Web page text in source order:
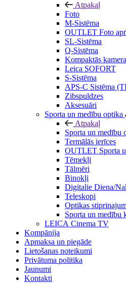
Atpakaļ
Foto
M-Sistēma
OUTLET Foto
SL-Sistēma
Q-Sistēma
Kompaktās
Leica SOFORT
S-Sistēma
APS-C Sistēma
Zibspuldzes
Aksesuāri
Sporta un medību optika
Atpakaļ
Sporta un medību
Termālās ierīces
OUTLET Sporta
Tēmekļi
Tālmēri
Binokļi
Digitalie Diena/
Teleskopi
Optikas
Sporta un medību
LEICA Cinema TV
Kompānija
Apmaksa un piegāde
Lietošanas noteikumi
Privātuma politika
Jaunumi
Kontakti